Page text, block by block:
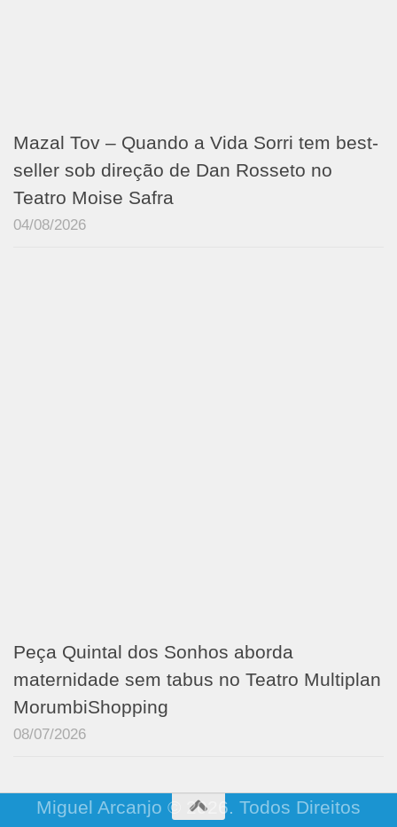
Mazal Tov – Quando a Vida Sorri tem best-
seller sob direção de Dan Rosseto no
Teatro Moise Safra
04/08/2026
Peça Quintal dos Sonhos aborda
maternidade sem tabus no Teatro Multiplan
MorumbiShopping
08/07/2026
Miguel Arcanjo © 2026. Todos Direitos